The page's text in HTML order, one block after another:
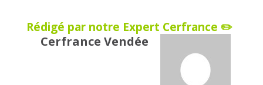
Rédigé par notre Expert Cerfrance ✏️
Cerfrance Vendée